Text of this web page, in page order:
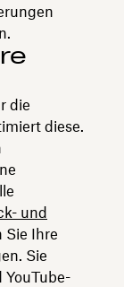
die
diese.
und
Sie Ihre
Sie